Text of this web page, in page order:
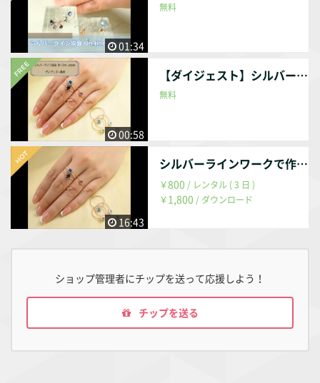
01:34
無料
00:58
【ダイジェスト】シルバーラインワークでつくる 「４本爪のシンプリーリング」
無料
16:43
シルバーラインワークで作る「４本爪のシンプリーリング」
￥800 / レンタル ( 3 日 )
￥1,800 / ダウンロード
ショップ管理者にチップを送って応援しよう！
チップを送る